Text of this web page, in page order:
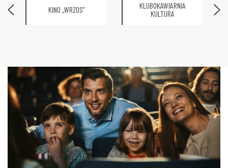
KINO „WRZOS”
KLUBOKAWIARNIA
KULTURA